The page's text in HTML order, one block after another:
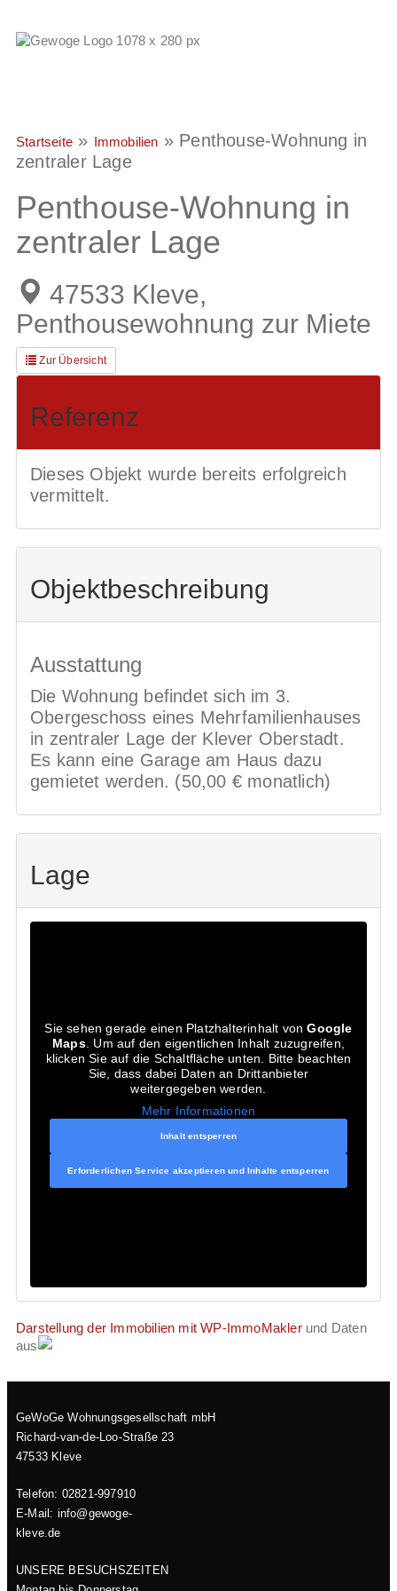
Startseite » Immobilien » Penthouse-Wohnung in
zentraler Lage
Penthouse-Wohnung in
zentraler Lage
47533 Kleve,
Penthousewohnung zur Miete
Zur Übersicht
Referenz
Dieses Objekt wurde bereits erfolgreich
vermittelt.
Objekt­beschreibung
Ausstattung
Die Wohnung befindet sich im 3.
Obergeschoss eines Mehrfamilienhauses
in zentraler Lage der Klever Oberstadt.
Es kann eine Garage am Haus dazu
gemietet werden. (50,00 € monatlich)
Lage
Sie sehen gerade einen Platzhalterinhalt vonGoogle
Maps. Um auf den eigentlichen Inhalt zuzugreifen,
klicken Sie auf die Schaltfläche unten. Bitte beachten
Sie, dass dabei Daten an Drittanbieter
weitergegeben werden.
Mehr Informationen
Inhalt entsperren
Erforderlichen Service akzeptieren und Inhalte entsperren
Darstellung der Immobilien mit WP-ImmoMaklerund Daten
aus
GeWoGe Wohnungsgesellschaft mbH
Richard-van-de-Loo-Straße 23
47533 Kleve
Telefon: 02821-997910
E-Mail: info@gewoge-
kleve.de​
UNSERE BESUCHSZEITEN